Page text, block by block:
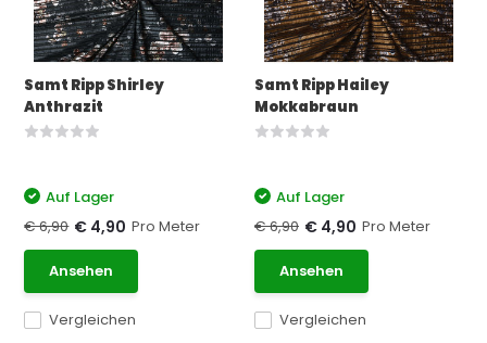
Samt Ripp Shirley
Anthrazit
Vergleichen
Auf Lager
€ 6,90 € 4,90 Pro Meter
Ansehen
Samt Ripp Hailey
Mokkabraun
Vergleichen
Auf Lager
€ 6,90 € 4,90 Pro Meter
Ansehen